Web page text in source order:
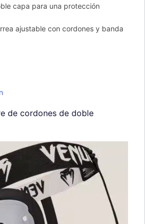
capa para una protección
ajustable con cordones y banda
de cordones de doble